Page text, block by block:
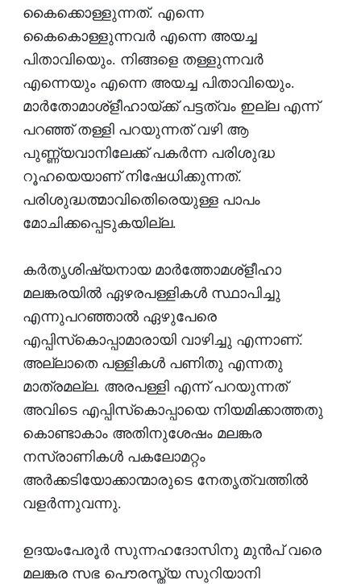
കൈക്കൊള്ളുന്നത്. എന്നെ
കൈകൊള്ളുന്നവര്‍ എന്നെ അയച്ച
പിതാവിയുെം. നിങ്ങളെ തള്ളുന്നവര്‍
എന്നെയും എന്നെ അയച്ച പിതാവിയുെം.
മാര്‍തോമാശ്‌ളീഹായ്ക്ക് പട്ടത്വം ഇല്ല എന്ന്
പറഞ്ഞ് തള്ളി പറയുന്നത് വഴി ആ
പുണ്ണ്യവാനിലേക്ക് പകര്‍ന്ന പരിശുദ്ധ
റൂഹയെയാണ് നിഷേധിക്കുന്നത്.
പരിശുദ്ധത്മാവിതിെരെയുള്ള പാപം
മോചിക്കപ്പെടുകയില്ല.
കര്‍തൃശിഷ്യനായ മാര്‍ത്തോമശ്‌ളീഹാ
മലങ്കരയില്‍ ഏഴരപള്ളികള്‍ സ്ഥാപിച്ചു
എന്നുപറഞ്ഞാല്‍ ഏഴുപേരെ
എപ്പിസ്‌കൊപ്പാമാരായി വാഴിച്ചു എന്നാണ്.
അല്ലാതെ പള്ളികള്‍ പണിതു എന്നതു
മാത്രമല്ല. അരപള്ളി എന്ന് പറയുന്നത്
അവിടെ എപ്പിസ്‌കൊപ്പായെ നിയമിക്കാത്തതു
കൊണ്ടാകാം അതിനുശേഷം മലങ്കര
നസ്രാണികള്‍ പകലോമറ്റം
അര്‍ക്കടിയോക്കാന്മാരുടെ നേതൃത്വത്തില്‍
വളര്‍ന്നുവന്നു.
ഉദയംപേരൂര്‍ സുന്നഹദോസിനു മുന്‍പ് വരെ
മലങ്കര സഭ പൌരസ്ത്യ സുറിയാനി